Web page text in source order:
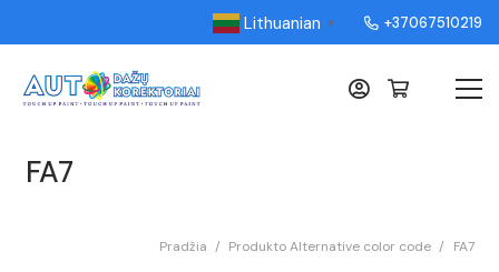
Lithuanian ▼ +37067510219
FA7
Pradžia / Produkto Alternative color code / FA7